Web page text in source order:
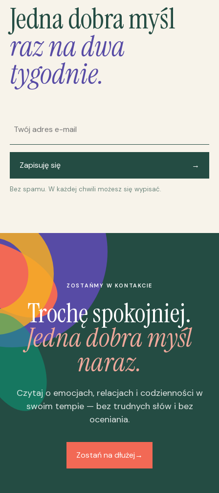
Jedna dobra myśl
raz na dwa
tygodnie.
Zapisuję się →
Bez spamu. W każdej chwili możesz się wypisać.
ZOSTAŃMY W KONTAKCIE
Trochę spokojniej.
Jedna dobra myśl
naraz.
Czytaj o emocjach, relacjach i codzienności w
swoim tempie — bez trudnych słów i bez
oceniania.
Zostań na dłużej→